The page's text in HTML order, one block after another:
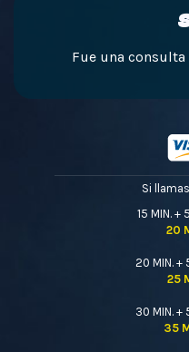
Fue una
Si
15 MIN. +
20
20 MIN. +
25
30 MIN. +
35